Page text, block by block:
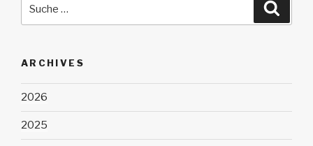
nach:
ARCHIVES
2026
2025